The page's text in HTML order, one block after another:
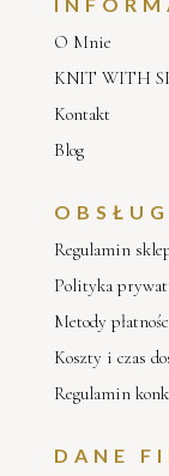
O Mnie
KNIT WITH
Kontakt
Blog
Regulamin
Polityka
Metody
Koszty i czas
Regulamin
DANE